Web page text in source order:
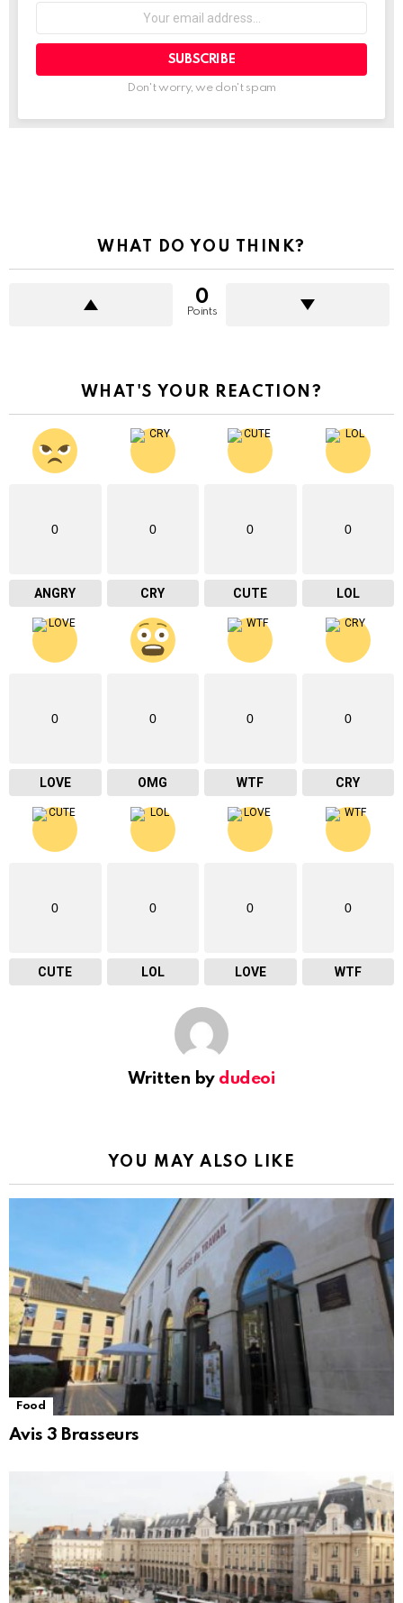
address:
Don't worry, we don't spam
WHAT DO YOU THINK?
0
Points
WHAT'S YOUR REACTION?
0
ANGRY
0
CRY
0
CUTE
0
LOL
0
LOVE
0
OMG
0
WTF
0
CRY
0
CUTE
0
LOL
0
LOVE
0
WTF
Written by dudeoi
YOU MAY ALSO LIKE
Food
Avis 3 Brasseurs